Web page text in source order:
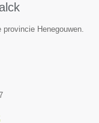
Henegouwen.